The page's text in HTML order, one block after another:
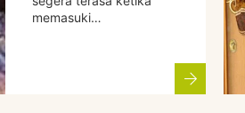
memasuki…